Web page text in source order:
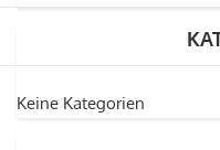
Keine Kategorien